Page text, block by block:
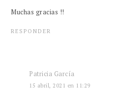
Muchas gracias !!
RESPONDER
Patricia García
15 abril, 2021 en 11:29